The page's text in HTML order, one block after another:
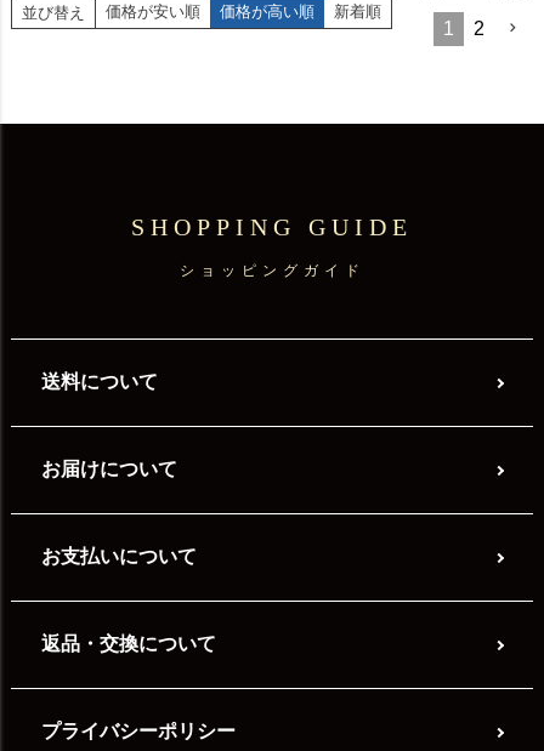
並び替え 価格が安い順 価格が高い順 新着順
1 2
SHOPPING GUIDE
ショッピングガイド
送料について
お届けについて
お支払いについて
返品・交換について
プライバシーポリシー